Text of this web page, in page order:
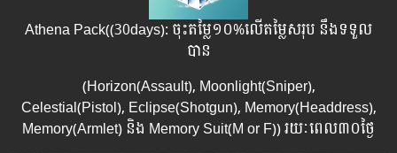
Athena Pack((30days): ចុះតម្លៃ១០%លើតម្លៃសរុប នឹងទទួល
បាន
(Horizon(Assault),​ Moonlight(Sniper),
Celestial(Pistol), Eclipse(Shotgun), Memory(Headdress),
Memory(Armlet) និង Memory Suit(M or F)​)​ រយៈពេល​​៣០ថ្ងៃ